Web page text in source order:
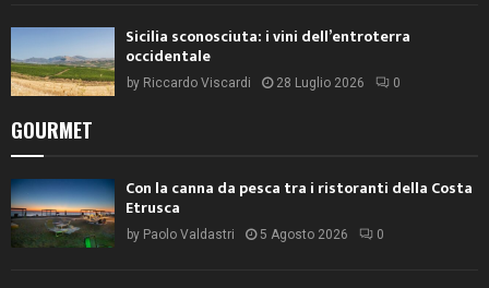
Sicilia sconosciuta: i vini dell’entroterra
occidentale
by Riccardo Viscardi 28 Luglio 2026 0
GOURMET
Con la canna da pesca tra i ristoranti della Costa
Etrusca
by Paolo Valdastri 5 Agosto 2026 0